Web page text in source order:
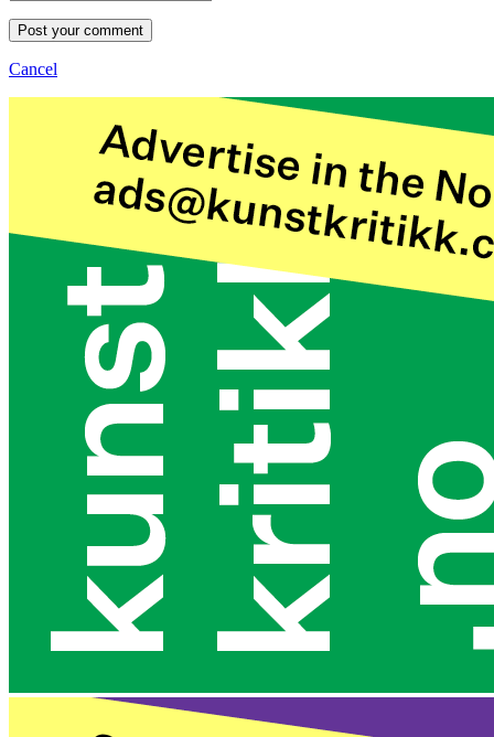
Post your comment
Cancel